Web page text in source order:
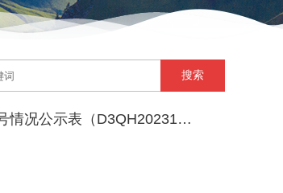
情况公示表（D3QH20231…